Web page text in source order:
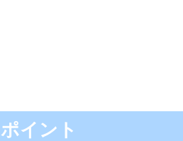
イント